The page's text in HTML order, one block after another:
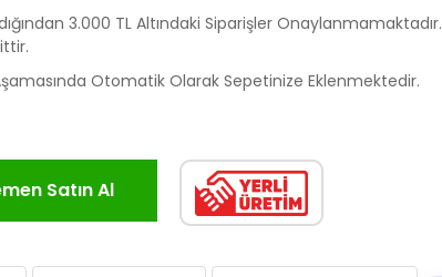
3.000 TL Altındaki Siparişler Onaylanmamaktadır.
Otomatik Olarak Sepetinize Eklenmektedir.
Satın Al